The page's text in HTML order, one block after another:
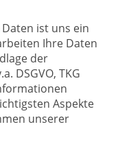
ist uns ein
Ihre Daten
der
DSGVO, TKG
Aspekte
unserer